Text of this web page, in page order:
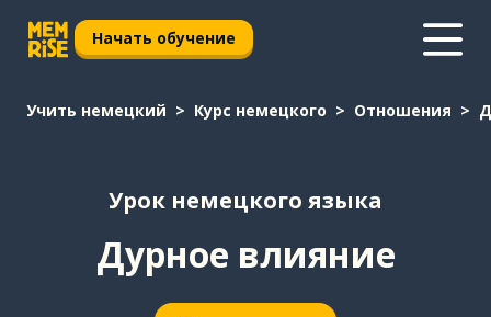
Начать обучение
Учить немецкий Курс немецкого Отношения
Урок немецкого языка
Дурное влияние